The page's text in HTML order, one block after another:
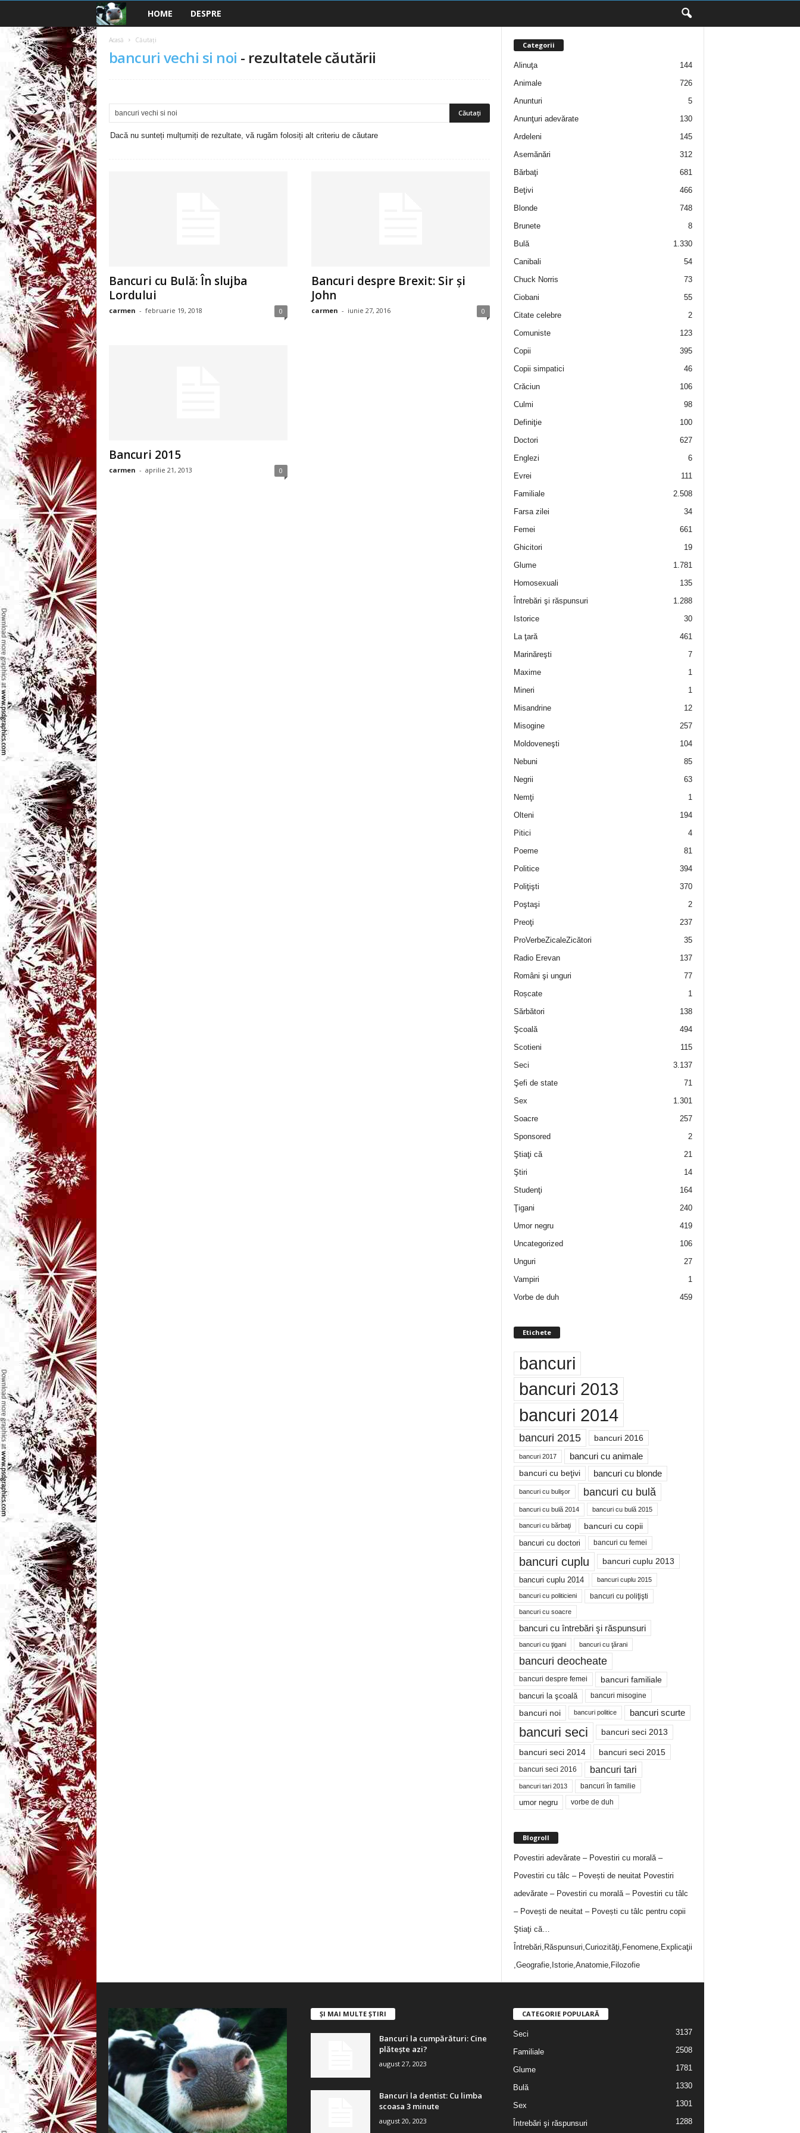
a
n
u
-
l
HOME DESPRE
Acasă Căutați
bancuri vechi si noi - rezultatele căutării
Dacă nu sunteți mulțumiți de rezultate, vă rugăm folosiți alt criteriu de căutare
Bancuri cu Bulă: În slujba
Lordului
carmen - februarie 19, 2018 0
Bancuri despre Brexit: Sir şi
John
carmen - iunie 27, 2016 0
Bancuri 2015
carmen - aprilie 21, 2013 0
Categorii
Alinuţa
144
Animale
726
Anunturi
5
Anunţuri adevărate
130
Ardeleni
145
Asemănări
312
Bărbaţi
681
Beţivi
466
Blonde
748
Brunete
8
Bulă
1.330
Canibali
54
Chuck Norris
73
Ciobani
55
Citate celebre
2
Comuniste
123
Copii
395
Copii simpatici
46
Crăciun
106
Culmi
98
Definiţie
100
Doctori
627
Englezi
6
Evrei
111
Familiale
2.508
Farsa zilei
34
Femei
661
Ghicitori
19
Glume
1.781
Homosexuali
135
Întrebări şi răspunsuri
1.288
Istorice
30
La ţară
461
Marinăreşti
7
Maxime
1
Mineri
1
Misandrine
12
Misogine
257
Moldoveneşti
104
Nebuni
85
Negrii
63
Nemţi
1
Olteni
194
Pitici
4
Poeme
81
Politice
394
Poliţişti
370
Poştaşi
2
Preoţi
237
ProVerbeZicaleZicători
35
Radio Erevan
137
Români şi unguri
77
Roșcate
1
Sărbători
138
Şcoală
494
Scotieni
115
Seci
3.137
Şefi de state
71
Sex
1.301
Soacre
257
Sponsored
2
Ştiaţi că
21
Ştiri
14
Studenţi
164
Ţigani
240
Umor negru
419
Uncategorized
106
Unguri
27
Vampiri
1
Vorbe de duh
459
Etichete
bancuri
bancuri 2013
bancuri 2014
bancuri 2015 bancuri 2016
bancuri 2017 bancuri cu animale
bancuri cu beţivi bancuri cu blonde
bancuri cu bulişor bancuri cu bulă
bancuri cu bulă 2014 bancuri cu bulă 2015
bancuri cu bărbaţi bancuri cu copii
bancuri cu doctori bancuri cu femei
bancuri cuplu bancuri cuplu 2013
bancuri cuplu 2014 bancuri cuplu 2015
bancuri cu politicieni bancuri cu poliţişti
bancuri cu soacre
bancuri cu întrebări şi răspunsuri
bancuri cu ţigani bancuri cu ţărani
bancuri deocheate
bancuri despre femei bancuri familiale
bancuri la şcoală bancuri misogine
bancuri noi bancuri politice bancuri scurte
bancuri seci bancuri seci 2013
bancuri seci 2014 bancuri seci 2015
bancuri seci 2016 bancuri tari
bancuri tari 2013 bancuri în familie
umor negru vorbe de duh
Blogroll
Povestiri adevărate – Povestiri cu morală –
Povestiri cu tâlc – Povești de neuitatPovestiri
adevărate – Povestiri cu morală – Povestiri cu tâlc
– Povești de neuitat – Povești cu tâlc pentru copii
Ştiaţi că…
Întrebări,Răspunsuri,Curiozităţi,Fenomene,Explicaţii
,Geografie,Istorie,Anatomie,Filozofie
ȘI MAI MULTE ȘTIRI
Bancuri la cumpărături: Cine
plătește azi?
august 27, 2023
Bancuri la dentist: Cu limba
scoasa 3 minute
august 20, 2023
CATEGORIE POPULARĂ
Seci 3137
Familiale 2508
Glume 1781
Bulă 1330
Sex 1301
Întrebări şi răspunsuri 1288